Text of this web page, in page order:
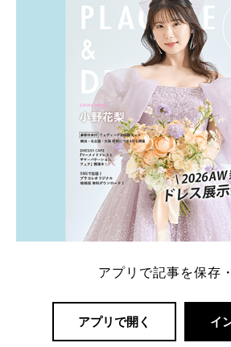
アプリで記事を保存
アプリで開く イ